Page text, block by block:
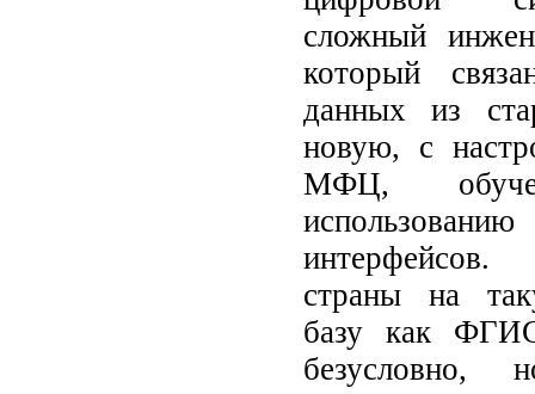
сложный
который
данных из
новую, с
МФЦ,
страны на
базу как
безусловно,